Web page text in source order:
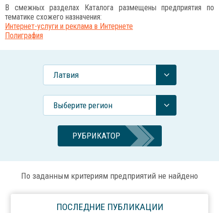
В смежных разделах Каталога размещены предприятия по
тематике схожего назначения:
Интернет-услуги и реклама в Интернете
Полиграфия
Латвия
Выберите регион
РУБРИКАТОР
По заданным критериям предприятий не найдено
ПОСЛЕДНИЕ ПУБЛИКАЦИИ